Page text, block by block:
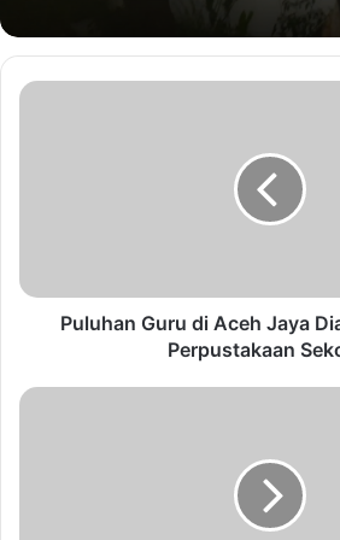
Puluhan Guru di Aceh Jaya
Perpustakaan